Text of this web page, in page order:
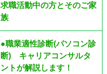
求職活動中の方とそのご家
族
●職業適性診断(パソコン診
断) キャリアコンサルタ
ントが解説します！